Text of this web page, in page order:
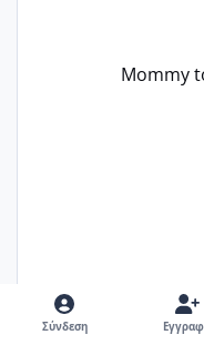
Mommy
Σύνδεση